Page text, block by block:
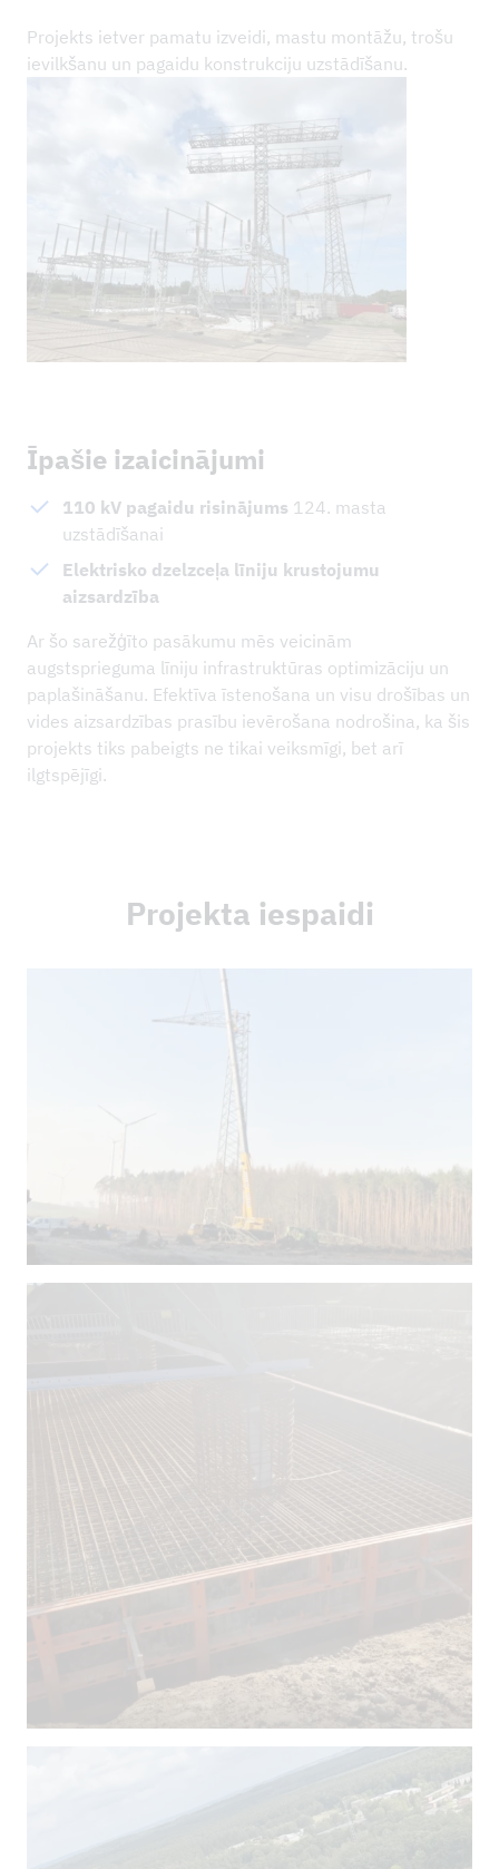
Projekts ietver pamatu izveidi, mastu montāžu, trošu
ievilkšanu un pagaidu konstrukciju uzstādīšanu.
Īpašie izaicinājumi
110 kV pagaidu risinājums 124. masta
uzstādīšanai
Elektrisko dzelzceļa līniju krustojumu
aizsardzība
Ar šo sarežģīto pasākumu mēs veicinām
augstsprieguma līniju infrastruktūras optimizāciju un
paplašināšanu. Efektīva īstenošana un visu drošības un
vides aizsardzības prasību ievērošana nodrošina, ka šis
projekts tiks pabeigts ne tikai veiksmīgi, bet arī
ilgtspējīgi.
Projekta iespaidi